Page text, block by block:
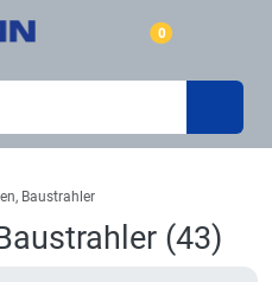
0
Baustrahler
(43)